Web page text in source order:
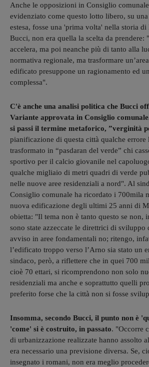
Anche le opposizioni in Consiglio
evidenziato come questo lotto libero, su
estesa, fosse una 'prima volta' nella storia
Bucci, non era quella la scelta da prendere:
accelera, ma poi neanche più di tanto alla
normativa regionale, ma trasformare
edificato presuppone un ragionamento ed
complessa".
C'è anche una analisi politica che Bucci
Variante approvata in Consiglio
si passi il termine metaforico, ”verginità
pianificazione di questa città qualche errore
trasformato in “pasdaran del verde” chi
sportivo per il calcio giovanile nel
qualche migliaio di metri quadri di verde
nelle nuove aree residenziali a nord". Al
Consiglio comunale ha ricordato i 700mila
nuova edificazione degli ultimi 25 anni di
obietta: "Il tema non è tanto questo se non,
sono state azzeccate le direttrici di sviluppo
avviso in aree fondamentali no; ritengo,
l’edificato troppo verso l’Arno sia stato un
sindaco, però, a riflettere che in quei 700
cioè 70 ettari, si ricomprendono non solo
residenziali ma anche e soprattutto quelli
preferito forse che la città non si fosse
Insomma, secondo Bucci, il punto non è
'come' si è costruito, in passato. "Occorre
di urbanizzazione realizzate hanno assolto
era necessario una previsione diversa. Se,
insegnato i romani, non era meglio